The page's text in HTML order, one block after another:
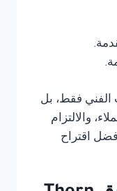
الفني فقط، بل
والالتزام
اقتراح